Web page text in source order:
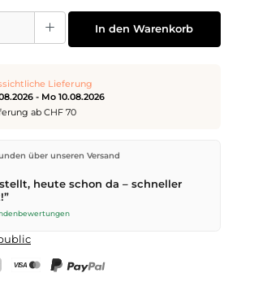
den gewünschten Wert ein oder benutze die
In den Warenkorb
Lieferung
- Mo 10.08.2026
ab CHF 70
aus unserem Lager in Kriens. Ab
kostenlos. Bestellungen bis
selben Tag versendet – Zustellung am
mit der Schweizerischen Post.
am
.
über unseren Versand
heute schon da – schneller